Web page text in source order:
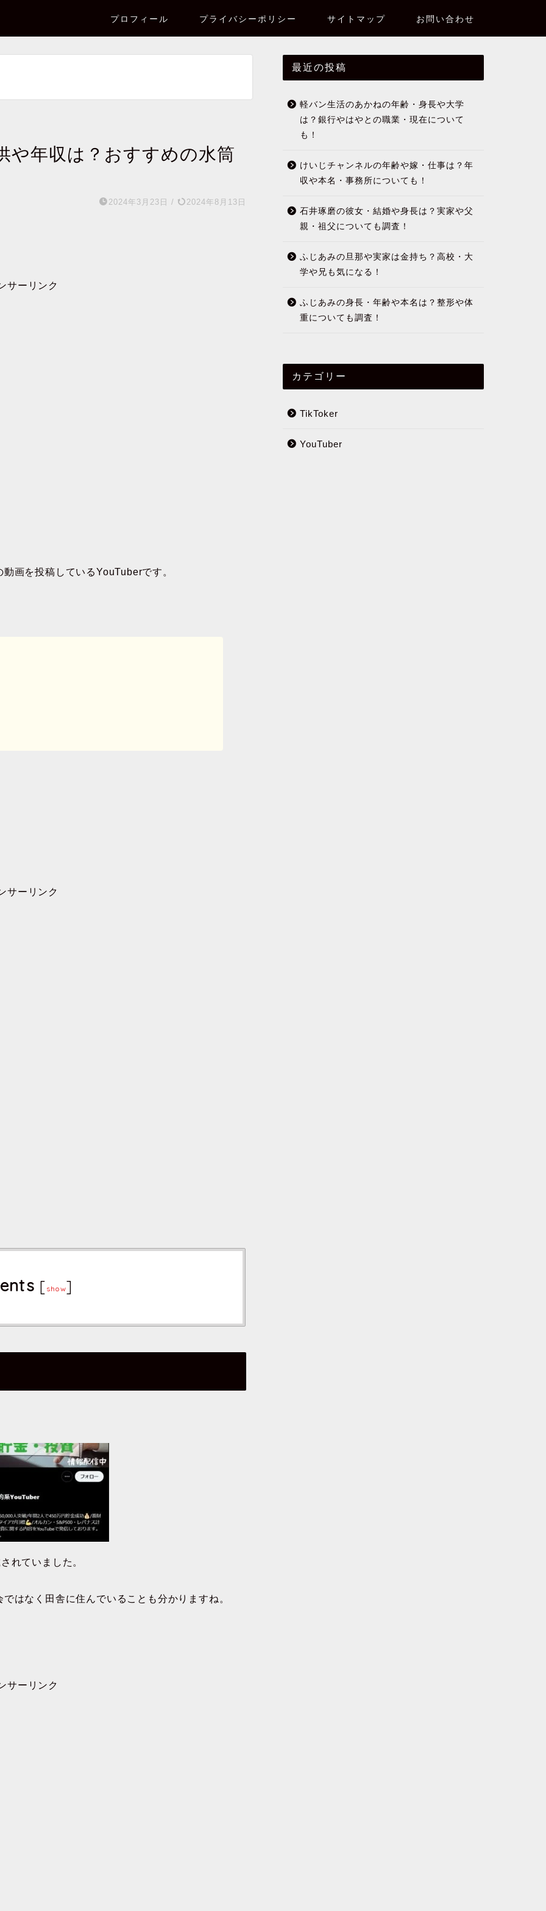
プロフィール プライバシーポリシー サイトマップ お問い合わせ
や年収は？おすすめの水筒
2024年3月23日 / 2024年8月13日
サーリンク
画を投稿しているYouTuberです。
サーリンク
[ show]
れていました。
はなく田舎に住んでいることも分かりますね。
サーリンク
最近の投稿
軽バン生活のあかねの年齢・身長や大学
は？銀行やはやとの職業・現在について
も！
けいじチャンネルの年齢や嫁・仕事は？年
収や本名・事務所についても！
石井琢磨の彼女・結婚や身長は？実家や父
親・祖父についても調査！
ふじあみの旦那や実家は金持ち？高校・大
学や兄も気になる！
ふじあみの身長・年齢や本名は？整形や体
重についても調査！
カテゴリー
TikToker
YouTuber